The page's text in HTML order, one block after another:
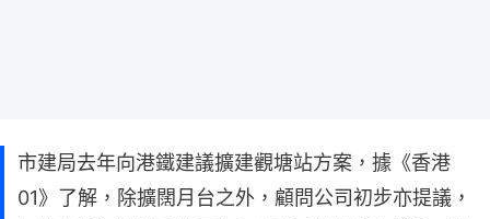
市建局去年向港鐵建議擴建觀塘站方案，據《香港
01》了解，除擴闊月台之外，顧問公司初步亦提議，